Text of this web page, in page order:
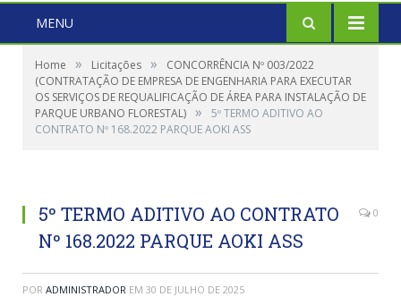
MENU
Home » Licitações »
CONCORRÊNCIA Nº 003/2022
(CONTRATAÇÃO DE EMPRESA DE ENGENHARIA PARA EXECUTAR
OS SERVIÇOS DE REQUALIFICAÇÃO DE ÁREA PARA INSTALAÇÃO DE
PARQUE URBANO FLORESTAL) »
5º TERMO ADITIVO AO
CONTRATO Nº 168.2022 PARQUE AOKI ASS
5º TERMO ADITIVO AO CONTRATO
Nº 168.2022 PARQUE AOKI ASS
0
POR ADMINISTRADOR EM 30 DE JULHO DE 2025